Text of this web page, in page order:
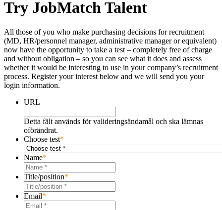
Try JobMatch Talent
All those of you who make purchasing decisions for recruitment
(MD, HR/personnel manager, administrative manager or equivalent)
now have the opportunity to take a test – completely free of charge
and without obligation – so you can see what it does and assess
whether it would be interesting to use in your company’s recruitment
process. Register your interest below and we will send you your
login information.
URL
Detta fält används för valideringsändamål och ska lämnas
oförändrat.
Choose test*
Name*
Title/position*
Email*